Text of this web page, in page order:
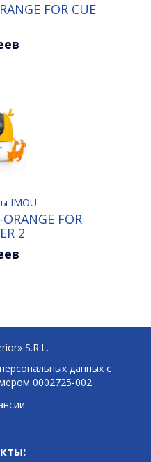
FOR CUE
IMOU
FOR
2
S.R.L.
данных c
0002725-002